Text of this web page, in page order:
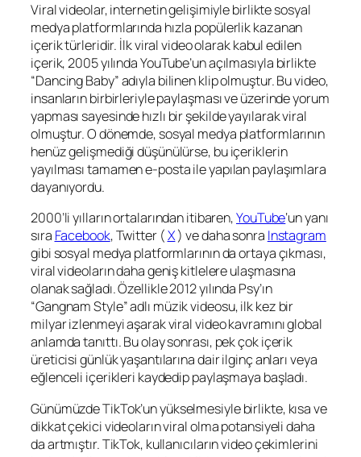
Viral videolar, internetin gelişimiyle birlikte sosyal
medya platformlarında hızla popülerlik kazanan
içerik türleridir. İlk viral video olarak kabul edilen
içerik, 2005 yılında YouTube’un açılmasıyla birlikte
“Dancing Baby” adıyla bilinen klip olmuştur. Bu video,
insanların birbirleriyle paylaşması ve üzerinde yorum
yapması sayesinde hızlı bir şekilde yayılarak viral
olmuştur. O dönemde, sosyal medya platformlarının
henüz gelişmediği düşünülürse, bu içeriklerin
yayılması tamamen e-posta ile yapılan paylaşımlara
dayanıyordu.
2000’li yılların ortalarından itibaren,YouTube‘un yanı
sıra Facebook, Twitter (X) ve daha sonra Instagram
gibi sosyal medya platformlarının da ortaya çıkması,
viral videoların daha geniş kitlelere ulaşmasına
olanak sağladı. Özellikle 2012 yılında Psy’ın
“Gangnam Style” adlı müzik videosu, ilk kez bir
milyar izlenmeyi aşarak viral video kavramını global
anlamda tanıttı. Bu olay sonrası, pek çok içerik
üreticisi günlük yaşantılarına dair ilginç anları veya
eğlenceli içerikleri kaydedip paylaşmaya başladı.
Günümüzde TikTok’un yükselmesiyle birlikte, kısa ve
dikkat çekici videoların viral olma potansiyeli daha
da artmıştır. TikTok, kullanıcıların video çekimlerini